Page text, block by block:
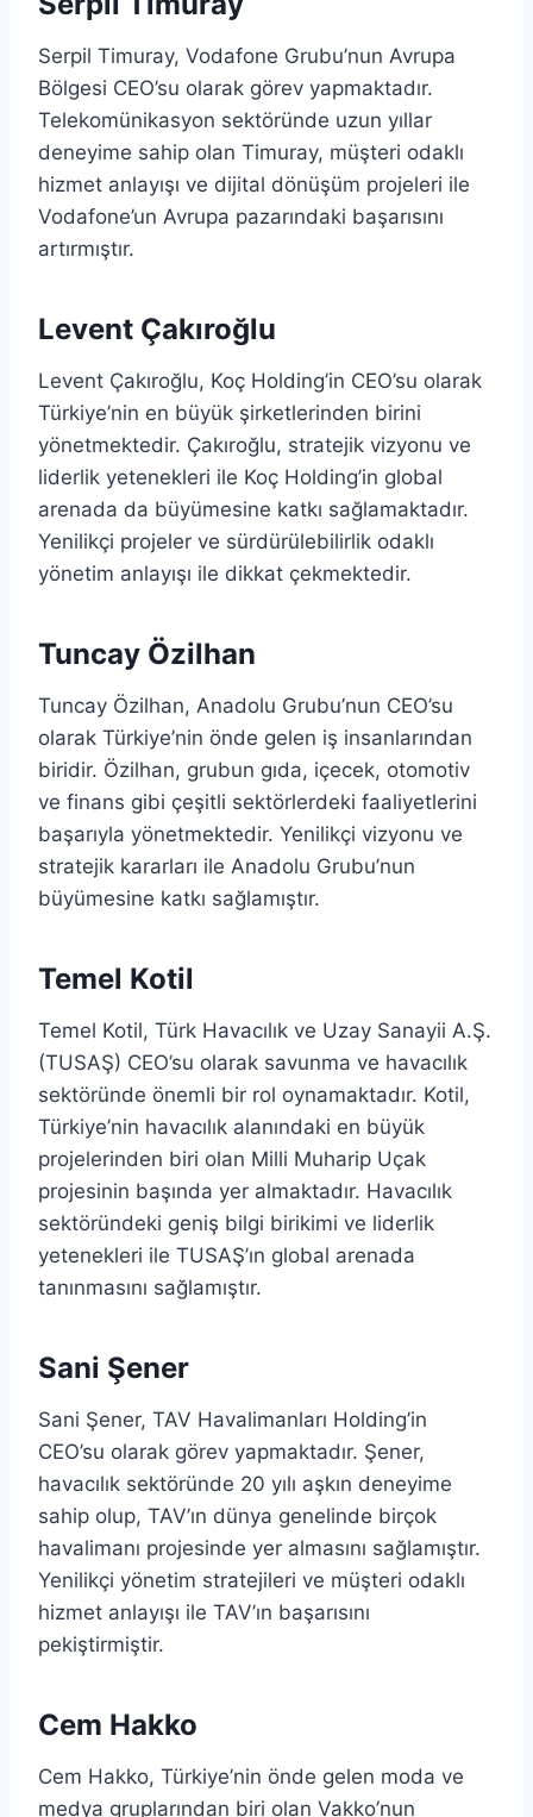
Serpil Timuray, Vodafone Grubu’nun Avrupa
Bölgesi CEO’su olarak görev yapmaktadır.
Telekomünikasyon sektöründe uzun yıllar
deneyime sahip olan Timuray, müşteri odaklı
hizmet anlayışı ve dijital dönüşüm projeleri ile
Vodafone’un Avrupa pazarındaki başarısını
artırmıştır.
Levent Çakıroğlu
Levent Çakıroğlu, Koç Holding’in CEO’su olarak
Türkiye’nin en büyük şirketlerinden birini
yönetmektedir. Çakıroğlu, stratejik vizyonu ve
liderlik yetenekleri ile Koç Holding’in global
arenada da büyümesine katkı sağlamaktadır.
Yenilikçi projeler ve sürdürülebilirlik odaklı
yönetim anlayışı ile dikkat çekmektedir.
Tuncay Özilhan
Tuncay Özilhan, Anadolu Grubu’nun CEO’su
olarak Türkiye’nin önde gelen iş insanlarından
biridir. Özilhan, grubun gıda, içecek, otomotiv
ve finans gibi çeşitli sektörlerdeki faaliyetlerini
başarıyla yönetmektedir. Yenilikçi vizyonu ve
stratejik kararları ile Anadolu Grubu’nun
büyümesine katkı sağlamıştır.
Temel Kotil
Temel Kotil, Türk Havacılık ve Uzay Sanayii A.Ş.
(TUSAŞ) CEO’su olarak savunma ve havacılık
sektöründe önemli bir rol oynamaktadır. Kotil,
Türkiye’nin havacılık alanındaki en büyük
projelerinden biri olan Milli Muharip Uçak
projesinin başında yer almaktadır. Havacılık
sektöründeki geniş bilgi birikimi ve liderlik
yetenekleri ile TUSAŞ’ın global arenada
tanınmasını sağlamıştır.
Sani Şener
Sani Şener, TAV Havalimanları Holding’in
CEO’su olarak görev yapmaktadır. Şener,
havacılık sektöründe 20 yılı aşkın deneyime
sahip olup, TAV’ın dünya genelinde birçok
havalimanı projesinde yer almasını sağlamıştır.
Yenilikçi yönetim stratejileri ve müşteri odaklı
hizmet anlayışı ile TAV’ın başarısını
pekiştirmiştir.
Cem Hakko
Cem Hakko, Türkiye’nin önde gelen moda ve
medya gruplarından biri olan Vakko’nun